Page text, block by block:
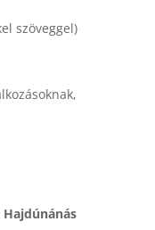
szöveggel)